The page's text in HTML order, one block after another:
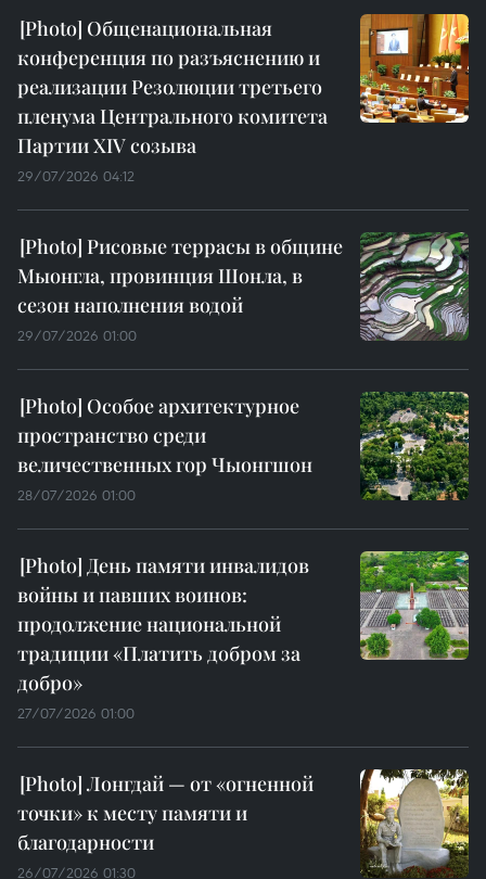
Общенациональная
конференция по разъяснению и
реализации Резолюции третьего
пленума Центрального комитета
Партии XIV созыва
29/07/2026 04:12
Рисовые террасы в общине
Мыонгла, провинция Шонла, в
сезон наполнения водой
29/07/2026 01:00
Особое архитектурное
пространство среди
величественных гор Чыонгшон
28/07/2026 01:00
День памяти инвалидов
войны и павших воинов:
продолжение национальной
традиции «Платить добром за
добро»
27/07/2026 01:00
Лонгдай — от «огненной
точки» к месту памяти и
благодарности
26/07/2026 01:30